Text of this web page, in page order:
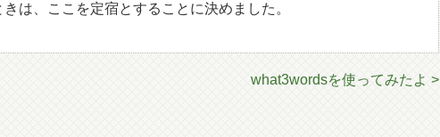
は、ここを定宿とすることに決めました。
what3wordsを使ってみたよ >